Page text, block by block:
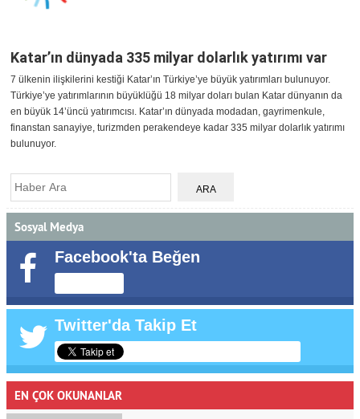
Katar’ın dünyada 335 milyar dolarlık yatırımı var
7 ülkenin ilişkilerini kestiği Katar’ın Türkiye’ye büyük yatırımları bulunuyor.
Türkiye’ye yatırımlarının büyüklüğü 18 milyar doları bulan Katar dünyanın da
en büyük 14’üncü yatırımcısı. Katar’ın dünyada modadan, gayrimenkule,
finanstan sanayiye, turizmden perakendeye kadar 335 milyar dolarlık yatırımı
bulunuyor.
Sosyal Medya
Facebook'ta Beğen
Twitter'da Takip Et
EN ÇOK OKUNANLAR